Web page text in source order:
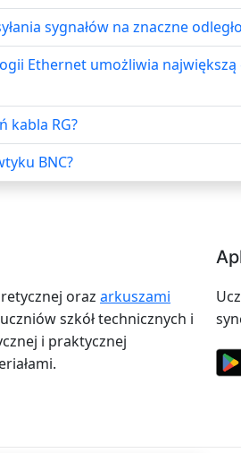
sygnałów na znaczne
Ethernet umożliwia
kabla RG?
BNC?
oraz arkuszami
szkół technicznych i
i praktycznej